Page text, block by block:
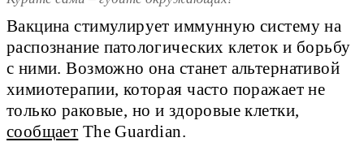
Вакцина стимулирует иммунную систему на
распознание патологических клеток и борьбу
с ними. Возможно она станет альтернативой
химиотерапии, которая часто поражает не
только раковые, но и здоровые клетки,
сообщает The Guardian.